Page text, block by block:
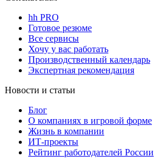
hh PRO
Готовое резюме
Все сервисы
Хочу у вас работать
Производственный календарь
Экспертная рекомендация
Новости и статьи
Блог
О компаниях в игровой форме
Жизнь в компании
ИТ-проекты
Рейтинг работодателей России